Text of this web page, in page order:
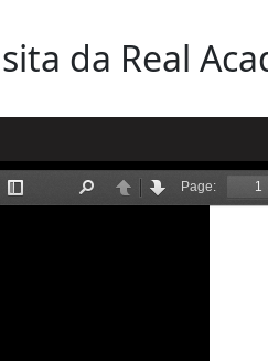
da Real